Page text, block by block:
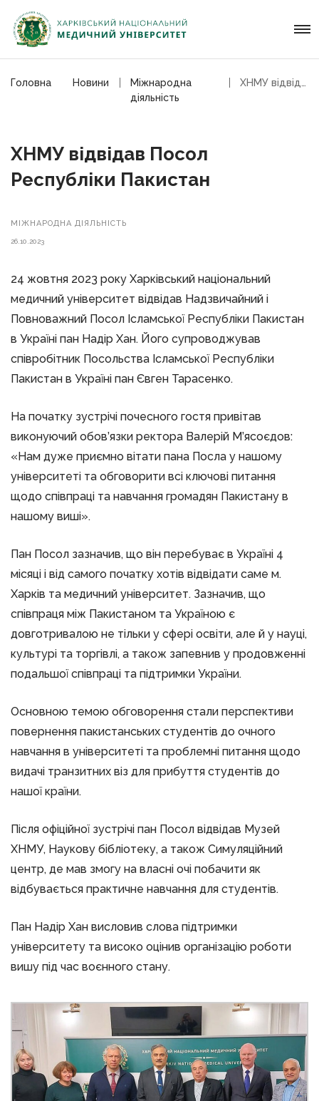
Головна Новини
Мiжнародна
дiяльнiсть
ХНМУ відвідав Посол
Республіки Пакистан
МIЖНАРОДНА ДIЯЛЬНIСТЬ
26.10.2023
24 жовтня 2023 року Харківський національний
медичний університет відвідав Надзвичайний i
Повноважний Посол Ісламської Республіки Пакистан
в Україні пан Надір Хан. Його супроводжував
співробітник Посольства Ісламської Республіки
Пакистан в Україні пан Євген Тарасенко.
На початку зустрічі почесного гостя привітав
виконуючий обов’язки ректора Валерій М’ясоєдов:
«Нам дуже приємно вітати пана Посла у нашому
університеті та обговорити всі ключові питання
щодо співпраці та навчання громадян Пакистану в
нашому виші».
Пан Посол зазначив, що він перебуває в Україні 4
місяці і від самого початку хотів відвідати саме м.
Харків та медичний університет. Зазначив, що
співпраця між Пакистаном та Україною є
довготривалою не тільки у сфері освіти, але й у науці,
культурі та торгівлі, а також запевнив у продовженні
подальшої співпраці та підтримки України.
Основною темою обговорення стали перспективи
повернення пакистанських студентів до очного
навчання в університеті та проблемні питання щодо
видачі транзитних віз для прибуття студентів до
нашої країни.
Після офіційної зустрічі пан Посол відвідав Музей
ХНМУ, Наукову бібліотеку, а також Симуляційний
центр, де мав змогу на власні очі побачити як
відбувається практичне навчання для студентів.
Пан Надір Хан висловив слова підтримки
університету та високо оцінив організацію роботи
вишу під час воєнного стану.